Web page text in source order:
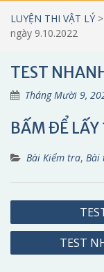
LUYỆN THI VẬT LÝ >
ngày 9.10.2022
TEST
Tháng Mười 9,
BẤM ĐỂ
Bài Kiểm tra, Bài
Điều
hướng
TEST